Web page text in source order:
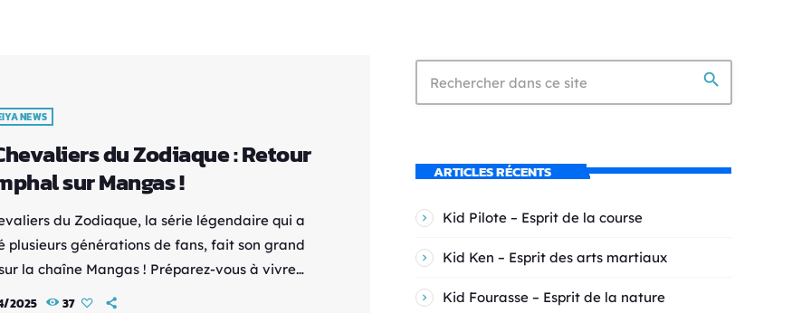
NEWS
du Zodiaque : Retour
sur Mangas !
du Zodiaque, la série légendaire qui a
plusieurs générations de fans, fait son grand
la chaîne Mangas ! Préparez-vous à vivre
cosmiques et des combats épiques tous
2025 37
search
ARTICLES RÉCENTS
Kid Pilote – Esprit de la course
Kid Ken – Esprit des arts martiaux
Kid Fourasse – Esprit de la nature